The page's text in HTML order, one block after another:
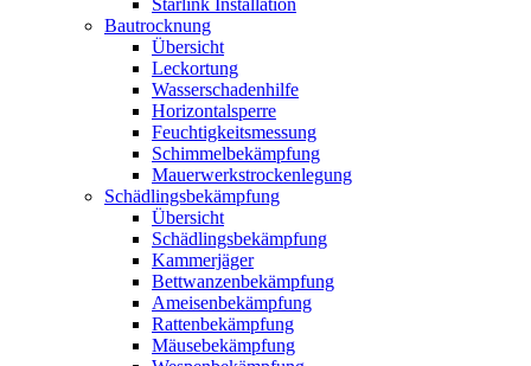
Starlink Installation
Bautrocknung
Übersicht
Leckortung
Wasserschadenhilfe
Horizontalsperre
Feuchtigkeitsmessung
Schimmelbekämpfung
Mauerwerkstrockenlegung
Schädlingsbekämpfung
Übersicht
Schädlingsbekämpfung
Kammerjäger
Bettwanzenbekämpfung
Ameisenbekämpfung
Rattenbekämpfung
Mäusebekämpfung